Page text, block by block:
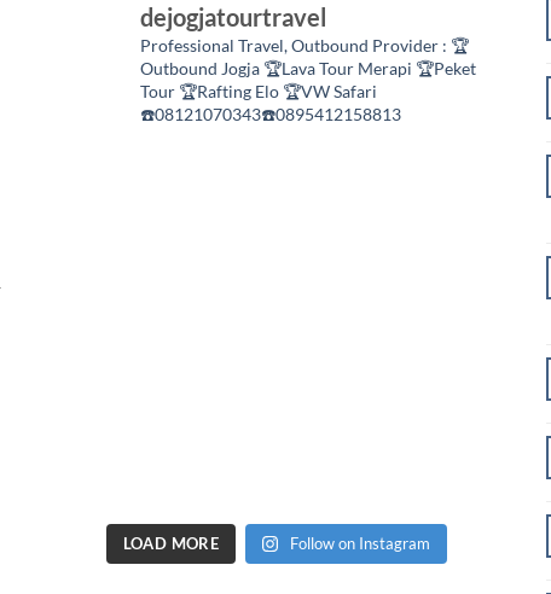
dejogjatourtravel
Professional Travel,Outbound Provider : 🏆
Outbound Jogja 🏆Lava Tour Merapi 🏆Peket
Tour🏆Rafting Elo🏆VW Safari
☎️08121070343☎️0895412158813
LOAD MORE Follow on Instagram